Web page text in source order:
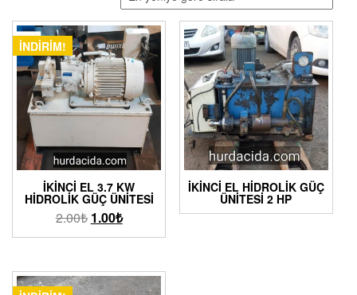
İNDIRIM!
İKINCI EL 3.7 KW
HIDROLIK GÜÇ ÜNITESI
2.00₺ 1.00₺
İKINCI EL HIDROLIK GÜÇ
ÜNITESI 2 HP